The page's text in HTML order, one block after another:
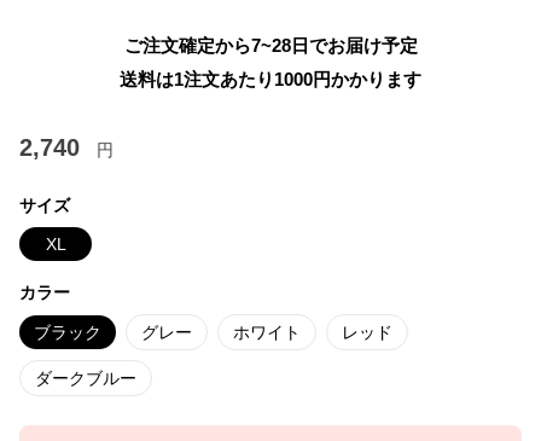
ご注文確定から7~28日でお届け予定
送料は1注文あたり 1000円かかります
2,740 円
サイズ
XL
カラー
ブラック グレー ホワイト レッド
ダークブルー